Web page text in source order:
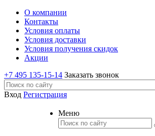
О компании
Контакты
Условия оплаты
Условия доставки
Условия получения скидок
Акции
+7 495 135-15-14 Заказать звонок
Вход Регистрация
Меню